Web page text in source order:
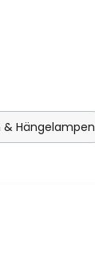
Hängelampen